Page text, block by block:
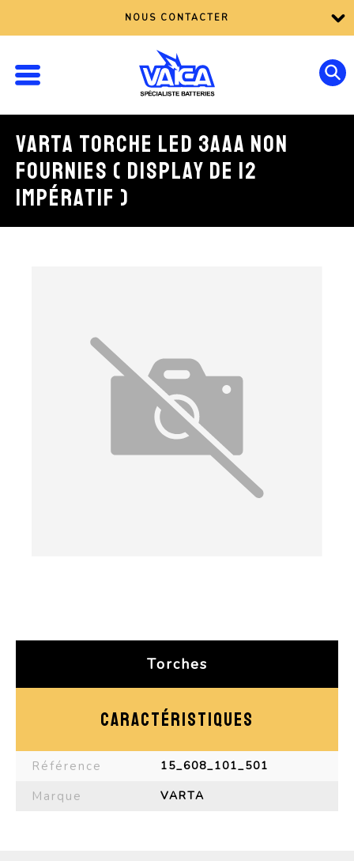
NOUS CONTACTER
VARTA TORCHE LED 3AAA NON
FOURNIES ( DISPLAY DE 12
IMPÉRATIF )
Torches
CARACTÉRISTIQUES
Référence 15_608_101_501
Marque VARTA